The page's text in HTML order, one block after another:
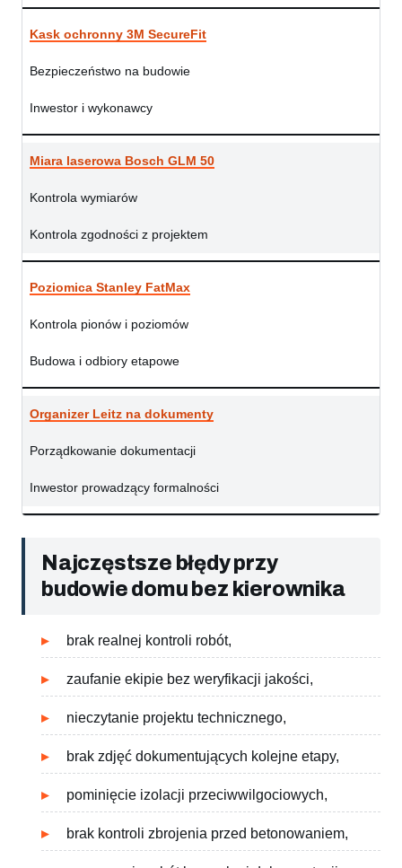
Kask ochronny 3M SecureFit
Bezpieczeństwo na budowie
Inwestor i wykonawcy
Miara laserowa Bosch GLM 50
Kontrola wymiarów
Kontrola zgodności z projektem
Poziomica Stanley FatMax
Kontrola pionów i poziomów
Budowa i odbiory etapowe
Organizer Leitz na dokumenty
Porządkowanie dokumentacji
Inwestor prowadzący formalności
Najczęstsze błędy przy
budowie domu bez kierownika
brak realnej kontroli robót,
zaufanie ekipie bez weryfikacji jakości,
nieczytanie projektu technicznego,
brak zdjęć dokumentujących kolejne etapy,
pominięcie izolacji przeciwwilgociowych,
brak kontroli zbrojenia przed betonowaniem,